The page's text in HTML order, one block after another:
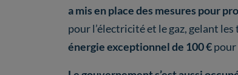
a mis en place des mesures pour
pour l’électricité et le gaz, gelant
énergie exceptionnel de 100 €pour